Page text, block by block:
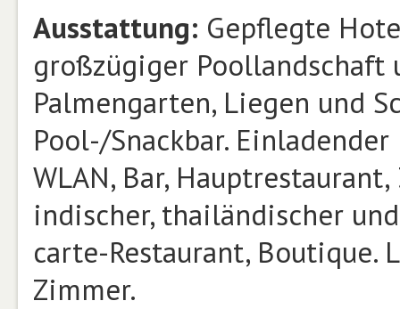
Ausstattung: Gepflegte
großzügiger Poollandschaft
Palmengarten, Liegen und
Pool-/Snackbar.
WLAN, Bar,
indischer, thailändischer
carte-Restaurant, Boutique.
Zimmer.